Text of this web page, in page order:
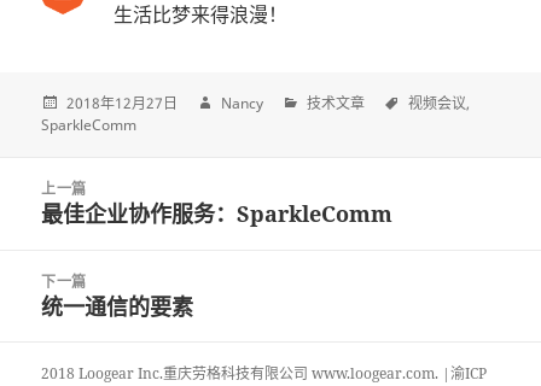
生活比梦来得浪漫！
2018年12月27日 Nancy 技术文章
视频会议
SparkleComm
navigation
上一篇
上
篇
文
最佳企业协作服务：SparkleComm
下一篇
下
篇
统一通信的要素
2018 Loogear Inc.重庆劳格科技有限公司 www.loogear.com. |渝ICP